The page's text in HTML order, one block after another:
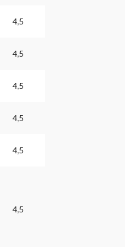
4,5
4,5
4,5
4,5
4,5
4,5